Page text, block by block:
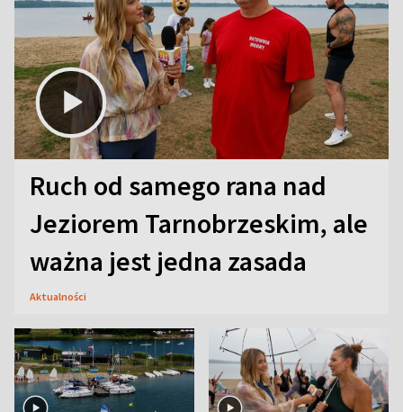
Ruch od samego rana nad
Jeziorem Tarnobrzeskim, ale
ważna jest jedna zasada
Aktualności